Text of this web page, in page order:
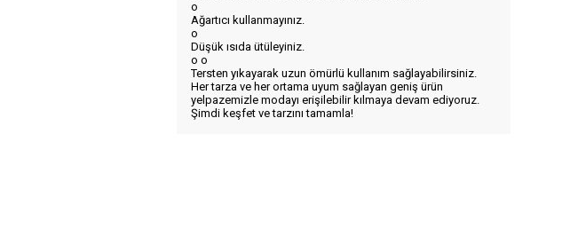
o
Ağartıcı kullanmayınız.
o
Düşük ısıda ütüleyiniz.
o o
Tersten yıkayarak uzun ömürlü kullanım sağlayabilirsiniz.
Her tarza ve her ortama uyum sağlayan geniş ürün
yelpazemizle modayı erişilebilir kılmaya devam ediyoruz.
Şimdi keşfet ve tarzını tamamla!